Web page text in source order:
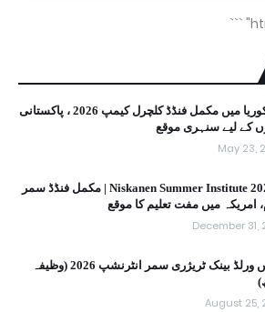
```
جنوبی کوریا میں مکمل فنڈڈ کلچرل کیمپ 2026 ، پاکستانی
کے لیے سنہری موقع
May 23,
Niskanen Summer Institute 2026 USA | مکمل فنڈڈ سمر
امریکہ میں مفت تعلیم کا موقع
December 31,
USA میں ورلڈ بینک ٹریژری سمر انٹرنشپ 2026 (وظیفہ
August 25,